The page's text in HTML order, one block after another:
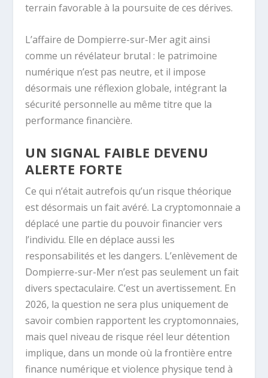
terrain favorable à la poursuite de ces dérives.
L’affaire de Dompierre-sur-Mer agit ainsi
comme un révélateur brutal : le patrimoine
numérique n’est pas neutre, et il impose
désormais une réflexion globale, intégrant la
sécurité personnelle au même titre que la
performance financière.
UN SIGNAL FAIBLE DEVENU
ALERTE FORTE
Ce qui n’était autrefois qu’un risque théorique
est désormais un fait avéré. La cryptomonnaie a
déplacé une partie du pouvoir financier vers
l’individu. Elle en déplace aussi les
responsabilités et les dangers. L’enlèvement de
Dompierre-sur-Mer n’est pas seulement un fait
divers spectaculaire. C’est un avertissement. En
2026, la question ne sera plus uniquement de
savoir combien rapportent les cryptomonnaies,
mais quel niveau de risque réel leur détention
implique, dans un monde où la frontière entre
finance numérique et violence physique tend à